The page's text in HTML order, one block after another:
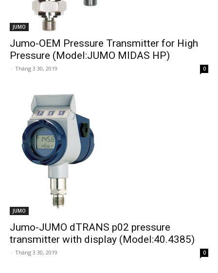
JUMO
Jumo-OEM Pressure Transmitter for High
Pressure (Model:JUMO MIDAS HP)
- Tháng 3 30, 2019 0
JUMO
Jumo-JUMO dTRANS p02 pressure
transmitter with display (Model:40.4385)
- Tháng 3 30, 2019 0